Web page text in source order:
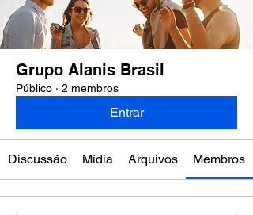
Grupo Alanis Brasil
Público · 2 membros
Entrar
Discussão Mídia Arquivos Membros